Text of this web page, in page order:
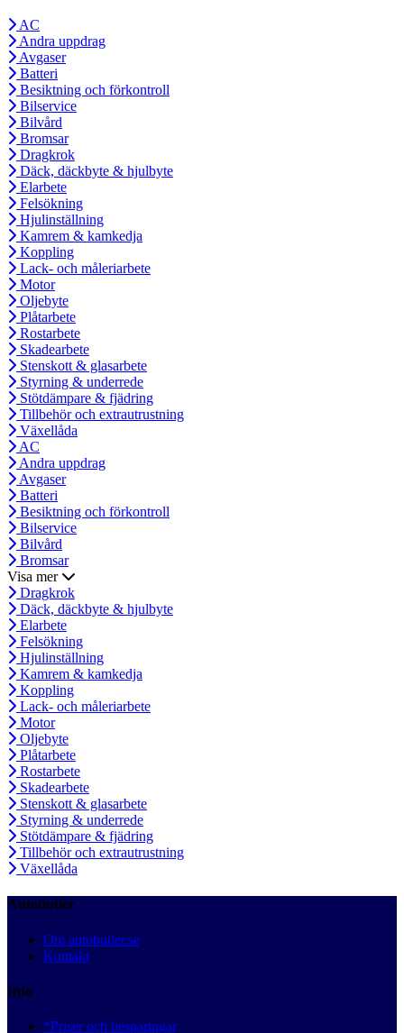
AC
Andra uppdrag
Avgaser
Batteri
Besiktning och förkontroll
Bilservice
Bilvård
Bromsar
Dragkrok
Däck, däckbyte & hjulbyte
Elarbete
Felsökning
Hjulinställning
Kamrem & kamkedja
Koppling
Lack- och måleriarbete
Motor
Oljebyte
Plåtarbete
Rostarbete
Skadearbete
Stenskott & glasarbete
Styrning & underrede
Stötdämpare & fjädring
Tillbehör och extrautrustning
Växellåda
AC
Andra uppdrag
Avgaser
Batteri
Besiktning och förkontroll
Bilservice
Bilvård
Bromsar
Visa mer
Dragkrok
Däck, däckbyte & hjulbyte
Elarbete
Felsökning
Hjulinställning
Kamrem & kamkedja
Koppling
Lack- och måleriarbete
Motor
Oljebyte
Plåtarbete
Rostarbete
Skadearbete
Stenskott & glasarbete
Styrning & underrede
Stötdämpare & fjädring
Tillbehör och extrautrustning
Växellåda
Autobutler
Om autobutler.se
Kontakt
Info
*Priser och besparingar